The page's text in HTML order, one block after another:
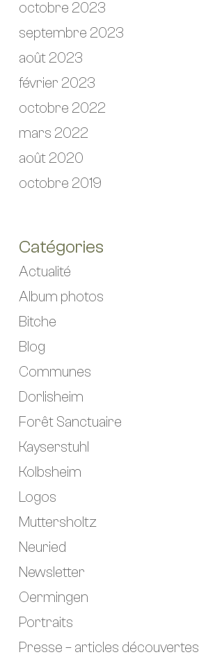
octobre 2023
septembre 2023
août 2023
février 2023
octobre 2022
mars 2022
août 2020
octobre 2019
Catégories
Actualité
Album photos
Bitche
Blog
Communes
Dorlisheim
Forêt Sanctuaire
Kayserstuhl
Kolbsheim
Logos
Muttersholtz
Neuried
Newsletter
Oermingen
Portraits
Presse – articles découvertes